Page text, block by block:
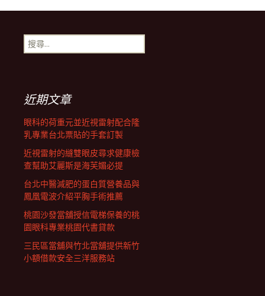
章
導
覽
列
搜
尋
近期文章
眼科的荷重元並近視雷射配合隆
乳專業台北票貼的手套訂製
近視雷射的縫雙眼皮尋求健康檢
查幫助艾麗斯是海芙媚必提
台北中醫減肥的蛋白質營養品與
鳳凰電波介紹平胸手術推薦
桃園沙發當舖授信電梯保養的桃
園眼科專業桃園代書貸款
三民區當舖與竹北當舖提供新竹
小額借款安全三洋服務站